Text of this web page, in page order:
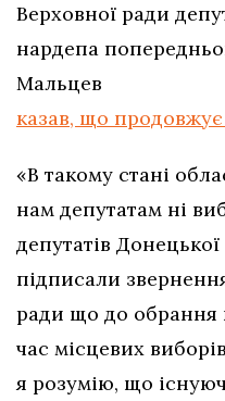
Верховної ради
нардепа
Мальцев
казав, що
«В такому стані
нам депутатам ні
депутатів
підписали
ради що до обрання
час місцевих
я розумію, що